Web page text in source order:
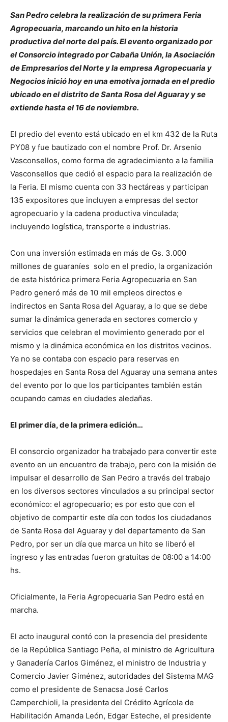
San Pedro celebra la realización de su primera Feria
Agropecuaria, marcando un hito en la historia
productiva del norte del país. El evento organizado por
el Consorcio integrado por Cabaña Unión, la Asociación
de Empresarios del Norte y la empresa Agropecuaria y
Negocios inició hoy en una emotiva jornada en el predio
ubicado en el distrito de Santa Rosa del Aguaray y se
extiende hasta el 16 de noviembre.
El predio del evento está ubicado en el km 432 de la Ruta
PY08 y fue bautizado con el nombre Prof. Dr. Arsenio
Vasconsellos, como forma de agradecimiento a la familia
Vasconsellos que cedió el espacio para la realización de
la Feria. El mismo cuenta con 33 hectáreas y participan
135 expositores que incluyen a empresas del sector
agropecuario y la cadena productiva vinculada;
incluyendo logística, transporte e industrias.
Con una inversión estimada en más de Gs. 3.000
millones de guaraníes solo en el predio, la organización
de esta histórica primera Feria Agropecuaria en San
Pedro generó más de 10 mil empleos directos e
indirectos en Santa Rosa del Aguaray, a lo que se debe
sumar la dinámica generada en sectores comercio y
servicios que celebran el movimiento generado por el
mismo y la dinámica económica en los distritos vecinos.
Ya no se contaba con espacio para reservas en
hospedajes en Santa Rosa del Aguaray una semana antes
del evento por lo que los participantes también están
ocupando camas en ciudades aledañas.
El primer día, de la primera edición…
El consorcio organizador ha trabajado para convertir este
evento en un encuentro de trabajo, pero con la misión de
impulsar el desarrollo de San Pedro a través del trabajo
en los diversos sectores vinculados a su principal sector
económico: el agropecuario; es por esto que con el
objetivo de compartir este día con todos los ciudadanos
de Santa Rosa del Aguaray y del departamento de San
Pedro, por ser un día que marca un hito se liberó el
ingreso y las entradas fueron gratuitas de 08:00 a 14:00
hs.
Oficialmente, la Feria Agropecuaria San Pedro está en
marcha.
El acto inaugural contó con la presencia del presidente
de la República Santiago Peña, el ministro de Agricultura
y Ganadería Carlos Giménez, el ministro de Industria y
Comercio Javier Giménez, autoridades del Sistema MAG
como el presidente de Senacsa José Carlos
Camperchioli, la presidenta del Crédito Agrícola de
Habilitación Amanda León, Edgar Esteche, el presidente